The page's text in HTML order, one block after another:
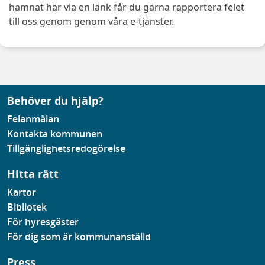
hamnat här via en länk får du gärna rapportera felet
till oss genom genom våra e-tjänster.
Behöver du hjälp?
Felanmälan
Kontakta kommunen
Tillgänglighetsredogörelse
Hitta rätt
Kartor
Bibliotek
För hyresgäster
För dig som är kommunanställd
Press